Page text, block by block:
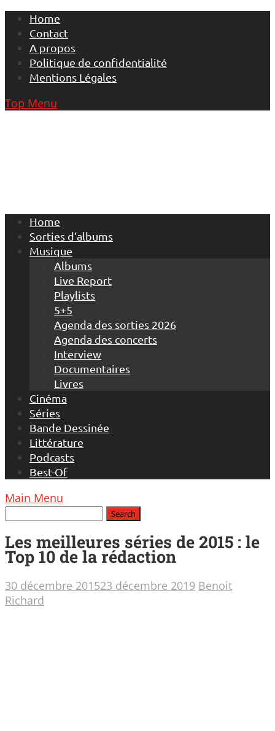
Skip
content
Home
Contact
A propos
Politique de confidentialité
Mentions Légales
Top Menu
Home
Sorties d’albums
Musique
Albums
Live Report
Playlists
5+5
Agenda des sorties 2026
Agenda des concerts
Interview
Documentaires
Livres
Cinéma
Séries
Bande Dessinée
Littérature
Podcasts
Best-Of
Main Menu
Les meilleures séries de 2015 : le
Top 10 de la rédaction
30 décembre 201523 décembre 2019 Benoit
Richard